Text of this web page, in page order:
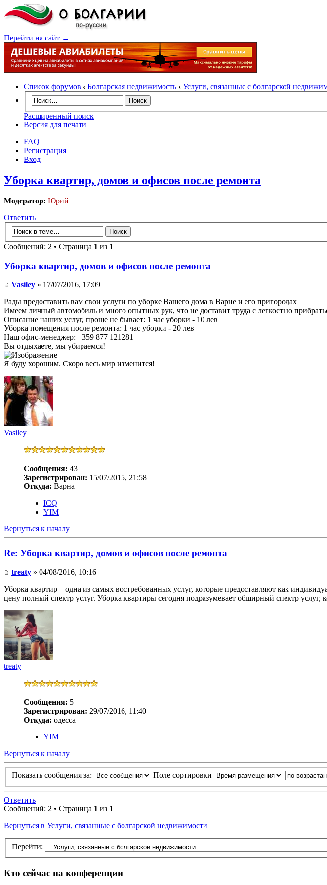
Перейти на сайт →
Список форумов ‹ Болгарская недвижимость ‹ Услуги, связанные с болгарской
Расширенный поиск
Версия для печати
FAQ
Регистрация
Вход
Уборка квартир, домов и офисов после ремонта
Модератор: Юрий
Ответить
Сообщений: 2 • Страница 1 из 1
Уборка квартир, домов и офисов после ремонта
Vasiley » 17/07/2016, 17:09
Рады предоставить вам свои услуги по уборке Вашего дома в Варне и его пригородах
Имеем личный автомобиль и много опытных рук, что не доставит труда с легкостью
Описание наших услуг, проще не бывает: 1 час уборки - 10 лев
Уборка помещения после ремонта: 1 час уборки - 20 лев
Наш офис-менеджер: +359 877 121281
Вы отдыхаете, мы убираемся!
Я буду хорошим. Скоро весь мир изменится!
Vasiley
Сообщения: 43
Зарегистрирован: 15/07/2015, 21:58
Откуда: Варна
ICQ
YIM
Вернуться к началу
Re: Уборка квартир, домов и офисов после ремонта
treaty » 04/08/2016, 10:16
Уборка квартир – одна из самых востребованных услуг, которые предоставляют как
цену полный спектр услуг. Уборка квартиры сегодня подразумевает обширный спектр услуг,
treaty
Сообщения: 5
Зарегистрирован: 29/07/2016, 11:40
Откуда: одесса
YIM
Вернуться к началу
Показать сообщения за: Поле сортировки
Ответить
Сообщений: 2 • Страница 1 из 1
Вернуться в Услуги, связанные с болгарской недвижимости
Перейти:
Кто сейчас на конференции